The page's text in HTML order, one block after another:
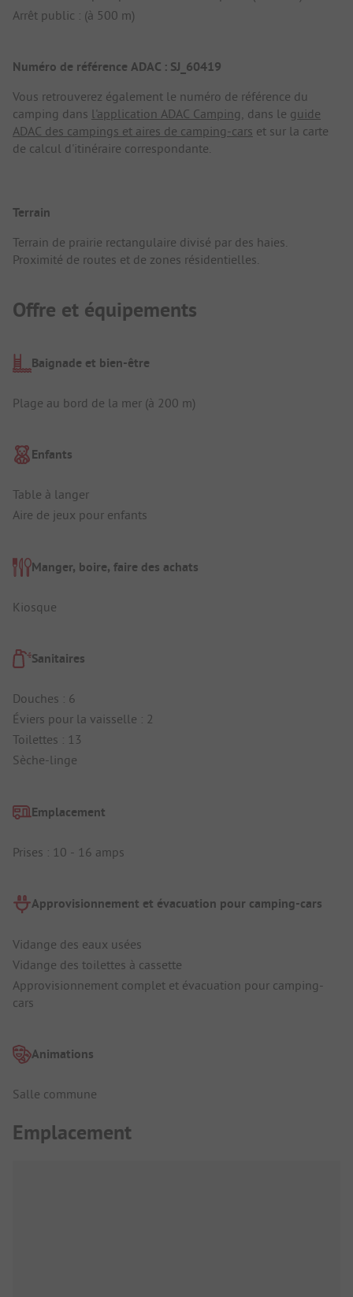
Arrêt public : (à 500 m)
Numéro de référence ADAC : SJ_60419
Vous retrouverez également le numéro de référence du
camping dans l'application ADAC Camping , dans le guide
ADAC des campings et aires de camping-cars et sur la carte
de calcul d'itinéraire correspondante.
Terrain
Terrain de prairie rectangulaire divisé par des haies.
Proximité de routes et de zones résidentielles.
Offre et équipements
Baignade et bien-être
Plage au bord de la mer (à 200 m)
Enfants
Table à langer
Aire de jeux pour enfants
Manger, boire, faire des achats
Kiosque
Sanitaires
Douches : 6
Éviers pour la vaisselle : 2
Toilettes : 13
Sèche-linge
Emplacement
Prises : 10 - 16 amps
Approvisionnement et évacuation pour camping-cars
Vidange des eaux usées
Vidange des toilettes à cassette
Approvisionnement complet et évacuation pour camping-
cars
Animations
Salle commune
Emplacement